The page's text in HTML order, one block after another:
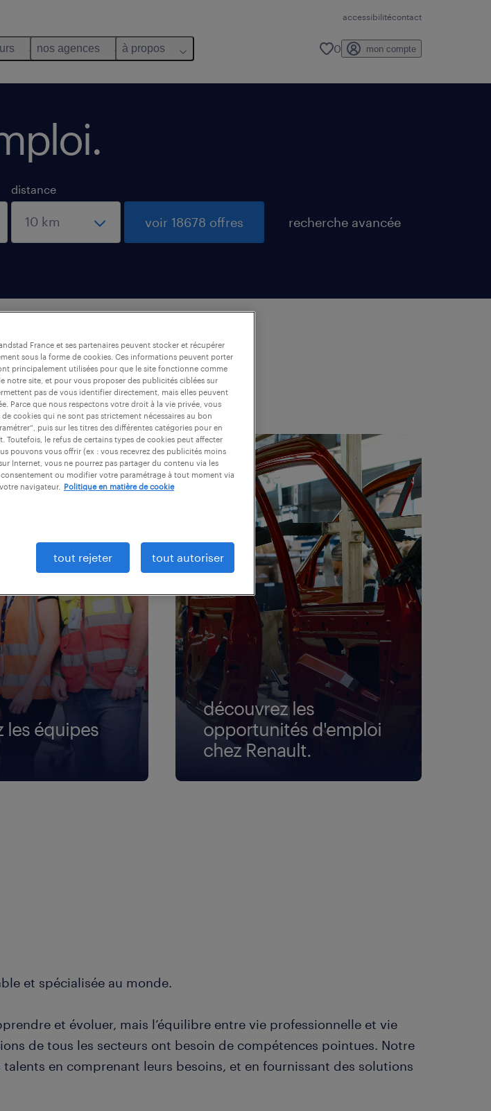
accessibilitécontact
nos agences à propos 0 mon compte
distance
voir 18678 offres recherche avancée
les équipes
découvrez les
opportunités d'emploi
chez Renault.
et spécialisée au monde.
et évoluer, mais l’équilibre entre vie professionnelle et vie
de tous les secteurs ont besoin de compétences pointues. Notre
en comprenant leurs besoins, et en fournissant des solutions
France et ses partenaires peuvent stocker et récupérer
sous la forme de cookies. Ces informations peuvent porter
principalement utilisées pour que le site fonctionne comme
notre site, et pour vous proposer des publicités ciblées sur
pas de vous identifier directement, mais elles peuvent
Parce que nous respectons votre droit à la vie privée, vous
cookies qui ne sont pas strictement nécessaires au bon
puis sur les titres des différentes catégories pour en
Toutefois, le refus de certains types de cookies peut affecter
pouvons vous offrir (ex : vous recevrez des publicités moins
Internet, vous ne pourrez pas partager du contenu via les
ou modifier votre paramétrage à tout moment via
navigateur.
Politique en matière de cookie
tout rejeter tout autoriser